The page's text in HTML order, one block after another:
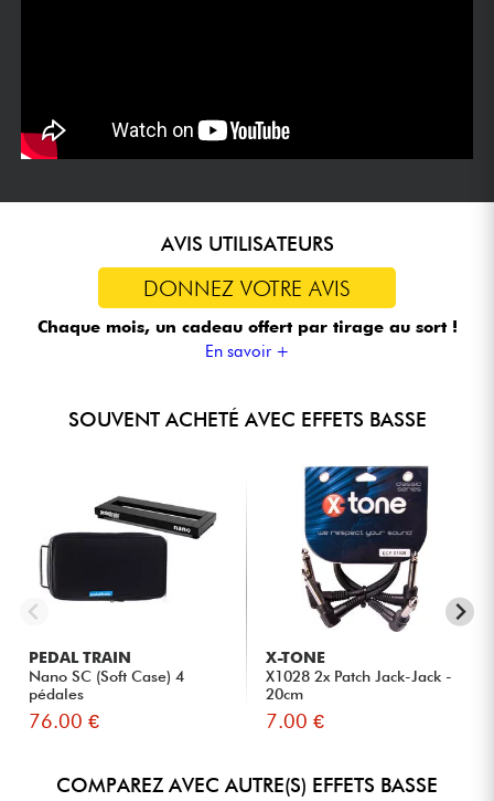
AVIS UTILISATEURS
DONNEZ VOTRE AVIS
Chaque mois, un cadeau offert par tirage au sort !
En savoir +
SOUVENT ACHETÉ AVEC EFFETS BASSE
PEDAL TRAIN
Nano SC (Soft Case) 4
pédales
76.00 €
X-TONE
X1028 2x Patch Jack-Jack -
20cm
7.00 €
COMPAREZ AVEC AUTRE(S) EFFETS BASSE